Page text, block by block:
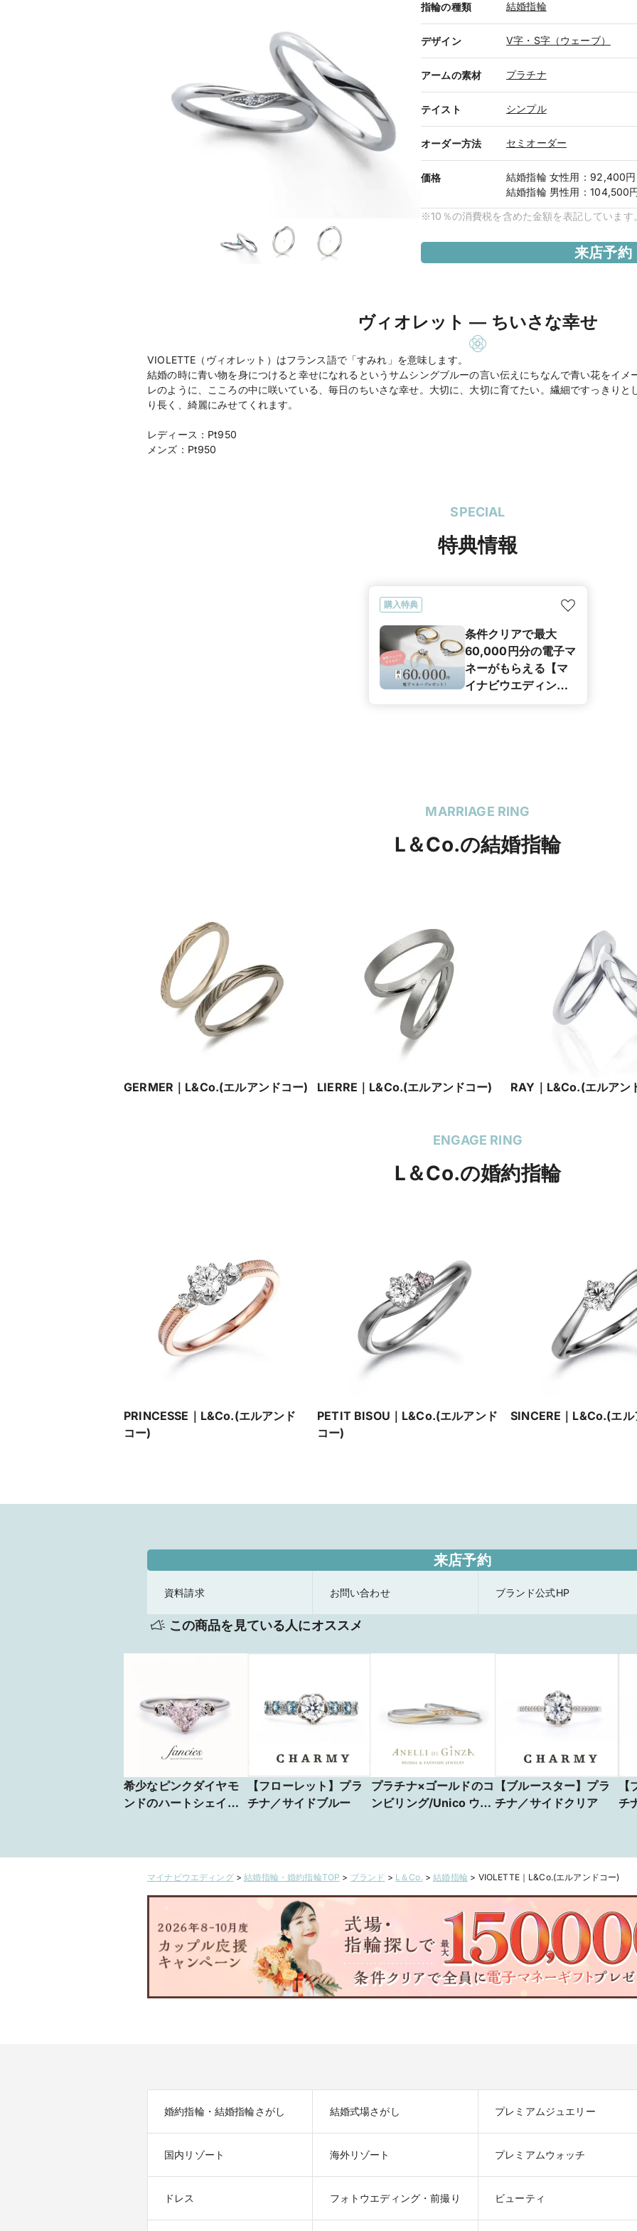
指輪の種類 結婚指輪
デザイン V字・S字（ウェーブ）
アームの素材 プラチナ
テイスト シンプル
オーダー方法 セミオーダー
価格 結婚指輪 女性用 ：92,400円
結婚指輪 男性用 ：104,500
※10％の消費税を含めた金額を表記しています
来店予約
ヴィオレット ― ちいさな幸せ
VIOLETTE（ヴィオレット）はフランス語で「すみれ」を意味します。
結婚の時に青い物を身につけると幸せになれるというサムシングブルーの言い伝えにちなんで青い花をイメ
レのように、こころの中に咲いている、毎日のちいさな幸せ。大切に、大切に育てたい。繊細ですっきり
り長く、綺麗にみせてくれます。
レディース：Pt950
メンズ：Pt950
SPECIAL
特典情報
購入特典
条件クリアで最大
60,000円分の電子マ
ネーがもらえる【マ
イナビウエディング
MARRIAGE RING
L＆Co.の結婚指輪
GERMER｜L&Co.(エルアンドコー) LIERRE｜L&Co.(エルアンドコー) RAY｜L&Co.(エルアン
ENGAGE RING
L＆Co.の婚約指輪
PRINCESSE｜L&Co.(エルアンド
コー)
PETIT BISOU｜L&Co.(エルアンド
コー)
SINCERE｜L&Co.(エ
来店予約
資料請求 お問い合わせ ブランド公式HP
この商品を見ている人にオススメ
希少なピンクダイヤモ
ンドのハートシェイプ
【フローレット】プラ
チナ／サイドブルー
プラチナ×ゴールドのコ
ンビリング/Unico ウニ
【ブルースター】プラ
チナ／サイドクリア
チ
マイナビウエディング>結婚指輪・婚約指輪TOP > ブランド > L＆Co. >結婚指輪 > VIOLETTE｜L&Co.(エルアンドコー)
婚約指輪・結婚指輪さがし 結婚式場さがし プレミアムジュエリー
国内リゾート 海外リゾート プレミアムウォッチ
ドレス フォトウエディング・前撮り ビューティ